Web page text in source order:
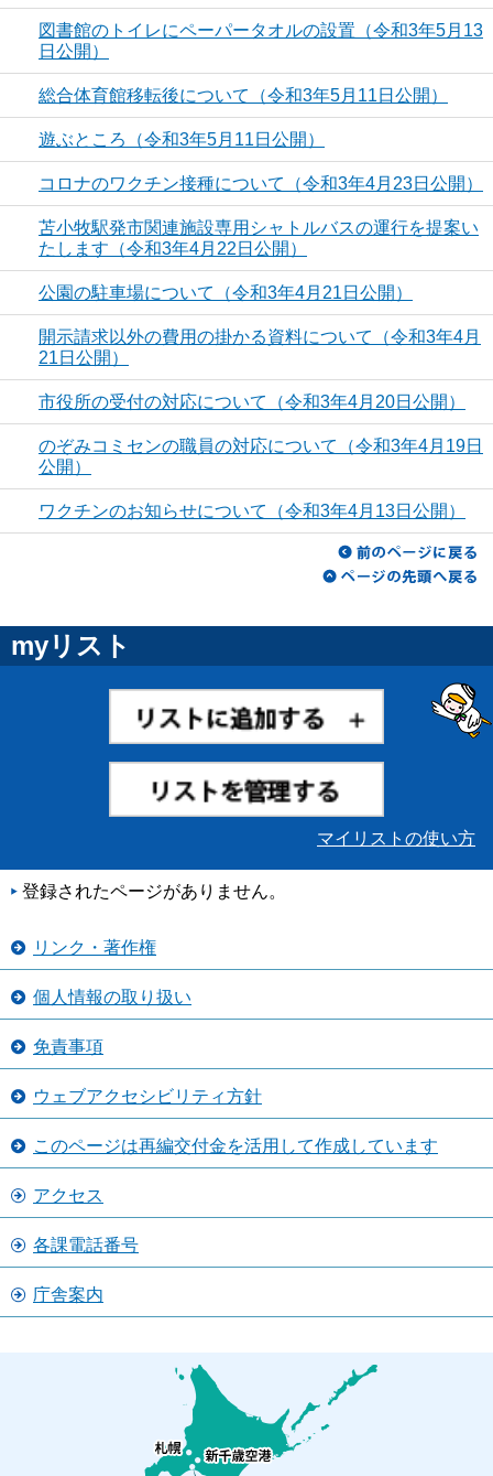
図書館のトイレにペーパータオルの設置（令和3年5月13
日公開）
総合体育館移転後について（令和3年5月11日公開）
遊ぶところ（令和3年5月11日公開）
コロナのワクチン接種について（令和3年4月23日公開）
苫小牧駅発市関連施設専用シャトルバスの運行を提案い
たします（令和3年4月22日公開）
公園の駐車場について（令和3年4月21日公開）
開示請求以外の費用の掛かる資料について（令和3年4月
21日公開）
市役所の受付の対応について（令和3年4月20日公開）
のぞみコミセンの職員の対応について（令和3年4月19日
公開）
ワクチンのお知らせについて（令和3年4月13日公開）
myリスト
マイリストの使い方
登録されたページがありません。
リンク・著作権
個人情報の取り扱い
免責事項
ウェブアクセシビリティ方針
このページは再編交付金を活用して作成しています
アクセス
各課電話番号
庁舎案内